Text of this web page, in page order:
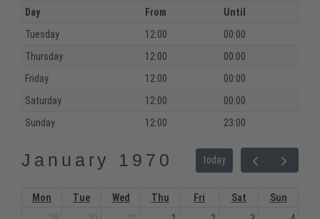
Day
From
Until
Tuesday
12:00
00:00
Thursday
12:00
00:00
Friday
12:00
00:00
Saturday
12:00
00:00
Sunday
12:00 23:00
January 1970 today
Mon Tue Wed Thu Fri Sat
Sun